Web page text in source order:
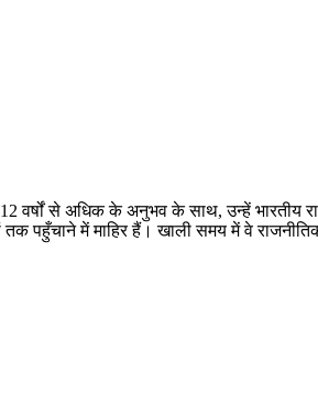
वर्षों से अधिक के अनुभव के साथ, उन्हें भारतीय
तक पहुँचाने में माहिर हैं। खाली समय में वे